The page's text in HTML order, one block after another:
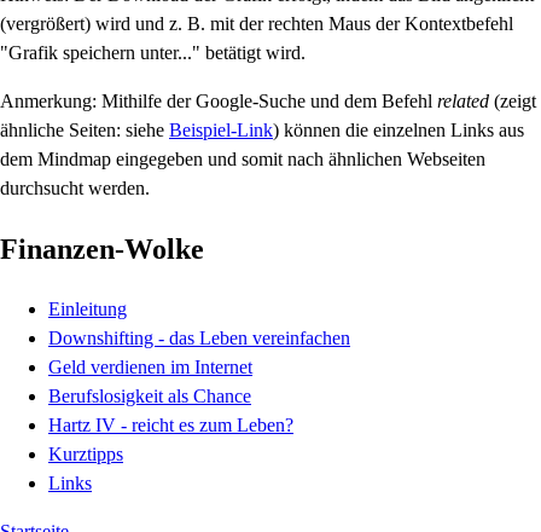
(vergrößert) wird und z. B. mit der rechten Maus der Kontextbefehl
"Grafik speichern unter..." betätigt wird.
Anmerkung: Mithilfe der Google-Suche und dem Befehl related (zeigt
ähnliche Seiten: siehe Beispiel-Link) können die einzelnen Links aus
dem Mindmap eingegeben und somit nach ähnlichen Webseiten
durchsucht werden.
Finanzen-Wolke
Einleitung
Downshifting - das Leben vereinfachen
Geld verdienen im Internet
Berufslosigkeit als Chance
Hartz IV - reicht es zum Leben?
Kurztipps
Links